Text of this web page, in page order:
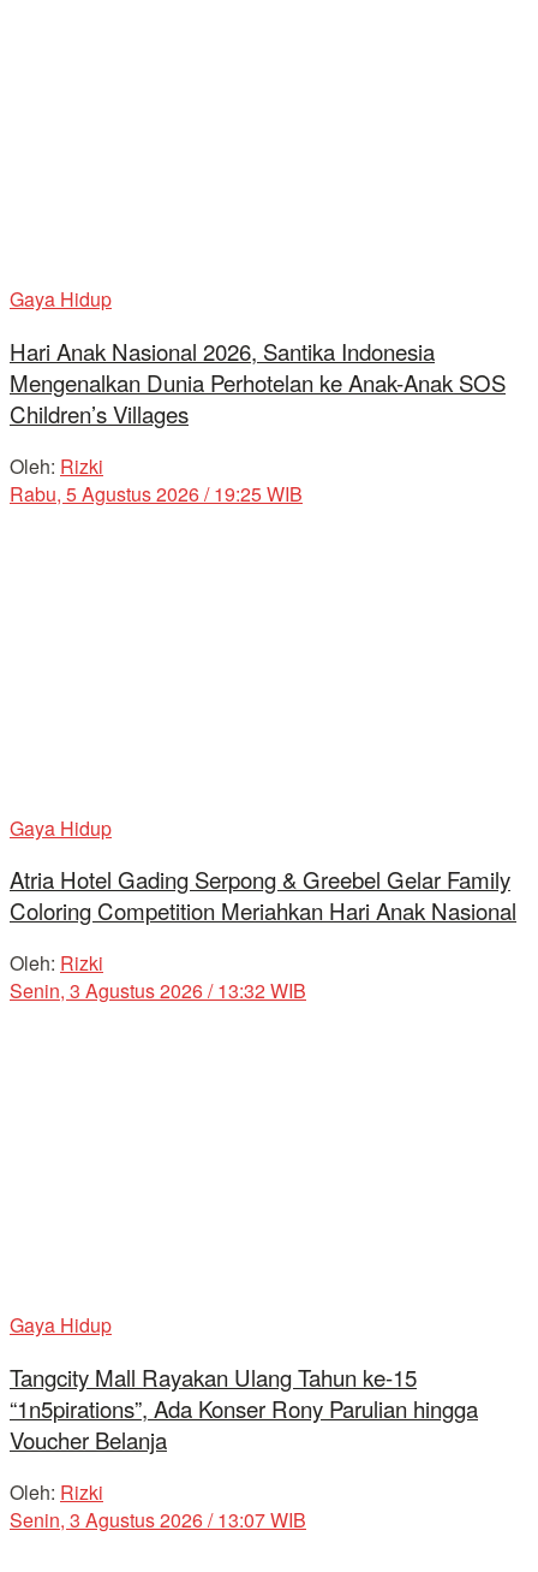
Gaya Hidup
Hari Anak Nasional 2026, Santika Indonesia
Mengenalkan Dunia Perhotelan ke Anak-Anak SOS
Children’s Villages
Oleh: Rizki
Rabu, 5 Agustus 2026 / 19:25 WIB
Gaya Hidup
Atria Hotel Gading Serpong & Greebel Gelar Family
Coloring Competition Meriahkan Hari Anak Nasional
Oleh: Rizki
Senin, 3 Agustus 2026 / 13:32 WIB
Gaya Hidup
Tangcity Mall Rayakan Ulang Tahun ke-15
“1n5pirations”, Ada Konser Rony Parulian hingga
Voucher Belanja
Oleh: Rizki
Senin, 3 Agustus 2026 / 13:07 WIB